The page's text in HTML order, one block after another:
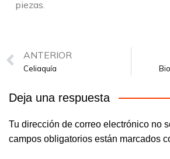
piezas.
ANTERIOR
Celiaquía
Deja una respuesta
Tu dirección de correo electrónico no
campos obligatorios están marcados